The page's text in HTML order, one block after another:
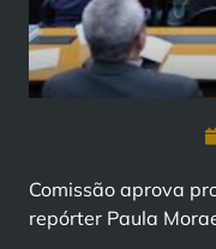
Comissão aprova
repórter Paula